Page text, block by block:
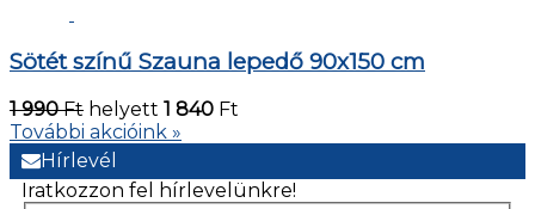
Sötét színű Szauna lepedő 90x150 cm
1 990 Ft helyett 1 840 Ft
További akcióink »
Hírlevél
Iratkozzon fel hírlevelünkre!